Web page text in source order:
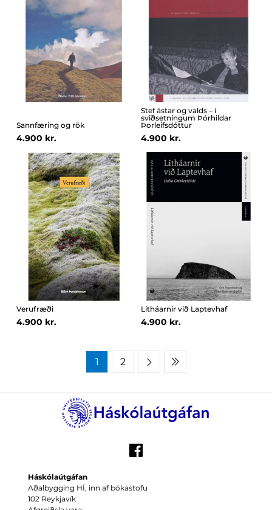
Sannfæring og rök
4.900 kr.
Stef ástar og valds – í
sviðsetningum Þórhildar
Þorleifsdóttur
4.900 kr.
Verufræði
4.900 kr.
Litháarnir við Laptevhaf
4.900 kr.
1 2
Háskólaútgáfan
Aðalbygging HÍ, inn af bókastofu
102 Reykjavík